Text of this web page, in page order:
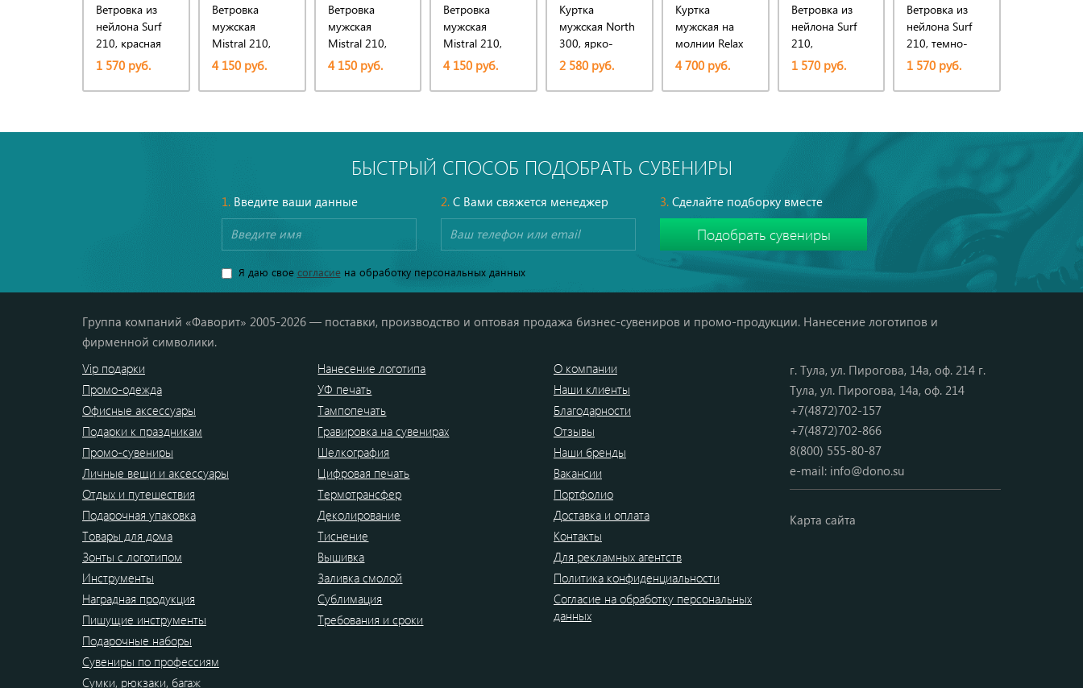
Ветровка из
нейлона Surf
210, красная
1 570 руб.
Ветровка
мужская
Mistral 210,
красная
4 150 руб.
Ветровка
мужская
Mistral 210,
черная
4 150 руб.
Ветровка
мужская
Mistral 210,
темно-синяя
4 150 руб.
Куртка
мужская North
300, ярко-
синяя (royal)
2 580 руб.
Куртка
мужская на
молнии Relax
340, темно-
4 700 руб.
Ветровка из
нейлона Surf
210,
оранжевая
1 570 руб.
Ветровка из
нейлона Surf
210, темно-
синяя (navy)
1 570 руб.
БЫСТРЫЙ СПОСОБ ПОДОБРАТЬ СУВЕНИРЫ
1.Введите ваши данные 2.С Вами свяжется менеджер 3. Сделайте подборку вместе
Я даю свое согласиена обработку персональных данных
Группа компаний «Фаворит» 2005-2026 — поставки, производство и оптовая продажа бизнес-сувениров и промо-продукции. Нанесение логотипов и
фирменной символики.
Vip подарки
Промо-одежда
Офисные аксессуары
Подарки к праздникам
Промо-сувениры
Личные вещи и аксессуары
Отдых и путешествия
Подарочная упаковка
Товары для дома
Зонты с логотипом
Инструменты
Наградная продукция
Пишущие инструменты
Подарочные наборы
Сувениры по профессиям
Сумки, рюкзаки, багаж
Нанесение логотипа
УФ печать
Тампопечать
Гравировка на сувенирах
Шелкография
Цифровая печать
Термотрансфер
Деколирование
Тиснение
Вышивка
Заливка смолой
Сублимация
Требования и сроки
О компании
Наши клиенты
Благодарности
Отзывы
Наши бренды
Вакансии
Портфолио
Доставка и оплата
Контакты
Для рекламных агентств
Политика конфиденциальности
Согласие на обработку персональных
данных
г. Тула, ул. Пирогова, 14а, оф. 214 г.
Тула, ул. Пирогова, 14а, оф. 214
+7(4872)702-157
+7(4872)702-866
8(800) 555-80-87
e-mail: info@dono.su
Карта сайта